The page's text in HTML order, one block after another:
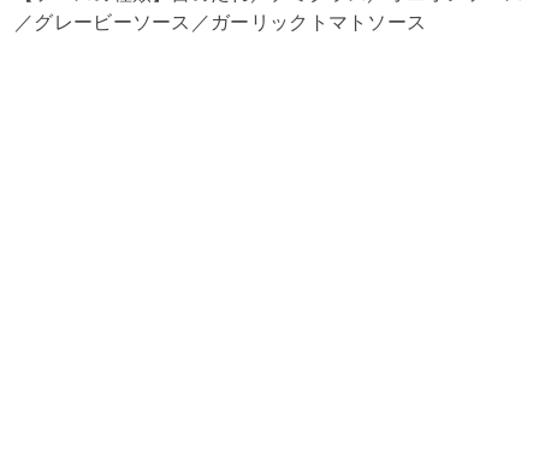
／グレービーソース／ガーリックトマトソース